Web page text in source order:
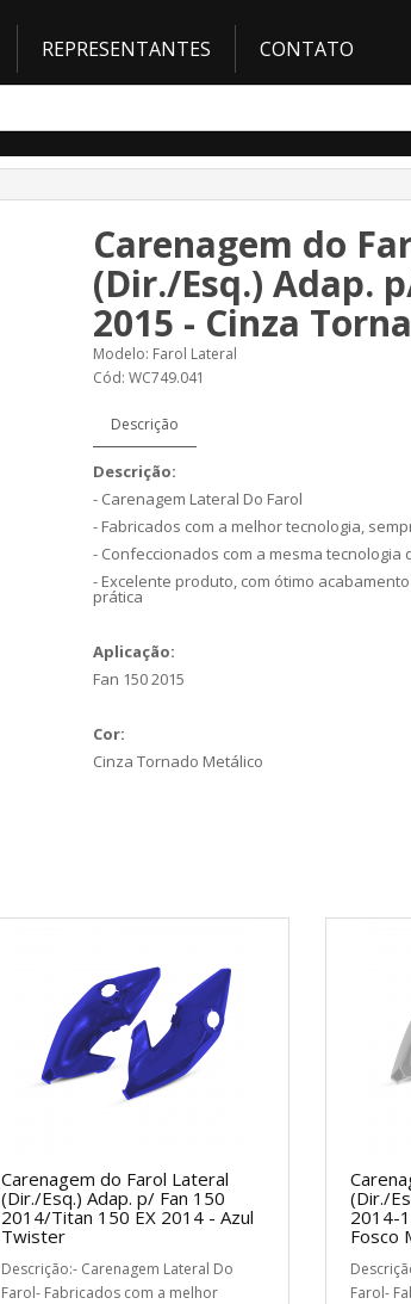
REPRESENTANTES CONTATO
Carenagem do
(Dir./Esq.) Adap.
2015 - Cinza
Modelo: Farol Lateral
Cód: WC749.041
Descrição
Descrição:
- Carenagem Lateral Do Farol
- Fabricados com a melhor tecnologia,
- Confeccionados com a mesma tecnologia
- Excelente produto, com ótimo
prática
Aplicação:
Fan 150 2015
Cor:
Cinza Tornado Metálico
Carenagem do Farol Lateral
(Dir./Esq.) Adap. p/ Fan 150
2014/Titan 150 EX 2014 - Azul
Twister
Descrição:- Carenagem Lateral Do
Farol- Fabricados com a melhor
(Dir./
2014-
Fosco
Farol-